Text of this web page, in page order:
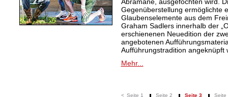
Gegenüberstellung ermöglichte
Glaubenselemente aus dem
Graham Sadlers innerhalb der
erschienenen Neuedition der
angebotenen
Aufführungstradition angeknüpft
Mehr...
< Seite 1 Seite 2 Seite 3 Seite